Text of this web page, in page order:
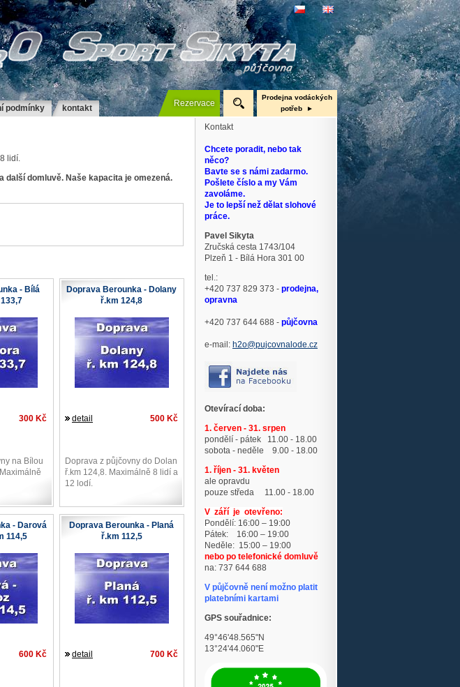
podmínky kontakt Rezervace
Prodejna vodáckých
potřeb
Nafukovací čluny Gumotex
Pramice
Kanoe a kajaky
Neopreny, boty, bundy
lidí.
další domluvě. Naše kapacita je omezená.
- Bílá
Doprava Berounka - Dolany
ř.km 124,8
300 Kč 500 Kč
detail
na Bílou
Doprava z půjčovny do Dolan
ř.km 124,8. Maximálně 8 lidí a
12 lodí.
- Darová
114,5
Doprava Berounka - Planá
ř.km 112,5
600 Kč 700 Kč
detail
Kontakt
Chcete poradit, nebo tak
něco?
Bavte se s námi zadarmo.
Pošlete číslo a my Vám
zavoláme.
Je to lepší než dělat slohové
práce.
Pavel Sikyta
Zručská cesta 1743/104
Plzeň 1 - Bílá Hora 301 00
tel.:
+420 737 829 373 - prodejna,
opravna
+420 737 644 688 - půjčovna
e-mail: h2o@pujcovnalode.cz
Otevírací doba:
1. červen - 31. srpen
pondělí - pátek 11.00 - 18.00
sobota - neděle 9.00 - 18.00
1. říjen - 31. květen
ale opravdu
pouze středa 11.00 - 18.00
V září je otevřeno:
Pondělí: 16:00 – 19:00
Pátek: 16:00 – 19:00
Neděle: 15:00 – 19:00
nebo po telefonické domluvě
na: 737 644 688
V půjčovně není možno platit
platebními kartami
GPS souřadnice:
49°46'48.565"N
13°24'44.060"E